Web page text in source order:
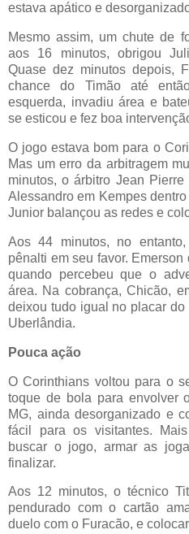
estava apático e
Mesmo assim, um chute de
aos 16 minutos, obrigou
Quase dez minutos depois,
chance do Timão até
esquerda, invadiu área e
se esticou e fez boa
O jogo estava bom para o
Mas um erro da arbitragem
minutos, o árbitro Jean
Alessandro em Kempes
Junior balançou as redes e
Aos 44 minutos, no
pênalti em seu favor.
quando percebeu que o
área. Na cobrança, Chicão,
deixou tudo igual no placar
Uberlândia.
Pouca ação
O Corinthians voltou para o
toque de bola para envolver
MG, ainda desorganizado e
fácil para os visitantes.
buscar o jogo, armar as
finalizar.
Aos 12 minutos, o técnico
pendurado com o cartão
duelo com o Furacão, e